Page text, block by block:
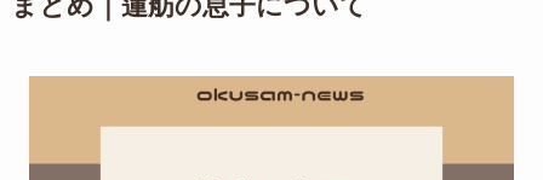
まとめ｜蓮舫の息子について